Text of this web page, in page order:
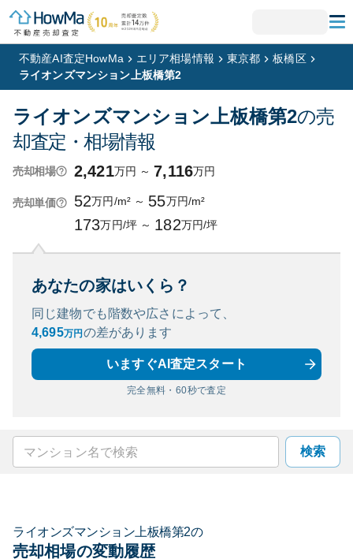
不動産AI査定HowMa エリア相場情報 東京都
板橋区
ライオンズマンション上板橋第2
ライオンズマンション上板橋第2の売
却査定・相場情報
売却相場 2,421万円 ～ 7,116万円
売却単価 52万円/m² ～ 55万円/m²
173万円/坪 ～ 182万円/坪
あなたの家はいくら？
同じ建物でも階数や広さによって、
4,695万円 の差があります
いますぐAI査定スタート
完全無料・60秒で査定
検索
ライオンズマンション上板橋第2の
売却相場の変動履歴